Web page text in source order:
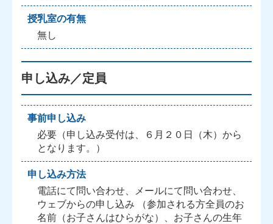
授乳室の有無
無し
申し込み／定員
事前申し込み
必要（申し込み受付は、６月２０日（木）から
となります。）
申し込み方法
電話にて問い合わせ、メールにて問い合わせ、
ウェブからの申し込み （参加される方全員のお
名前（お子さんはひらがな）、お子さんの生年